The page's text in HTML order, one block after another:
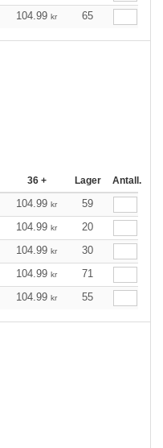
104.99 kr 65
36 + Lager Antall.
104.99 kr
59
104.99 kr
20
104.99 kr
30
104.99 kr
71
104.99 kr 55